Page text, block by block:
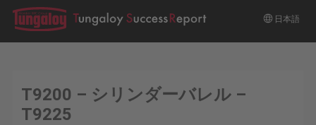
日本語
T9200 – シリンダーバレル –
T9225